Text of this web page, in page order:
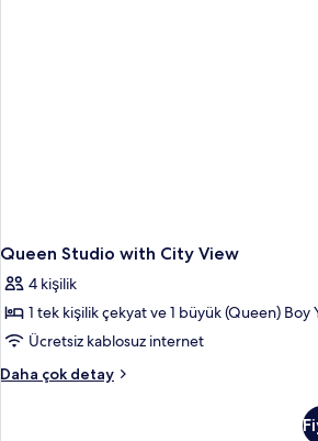
Queen Studio with City View
4 kişilik
1 tek kişilik çekyat ve 1 büyük (Queen) Boy
Ücretsiz kablosuz internet
Daha çok detay
Queen